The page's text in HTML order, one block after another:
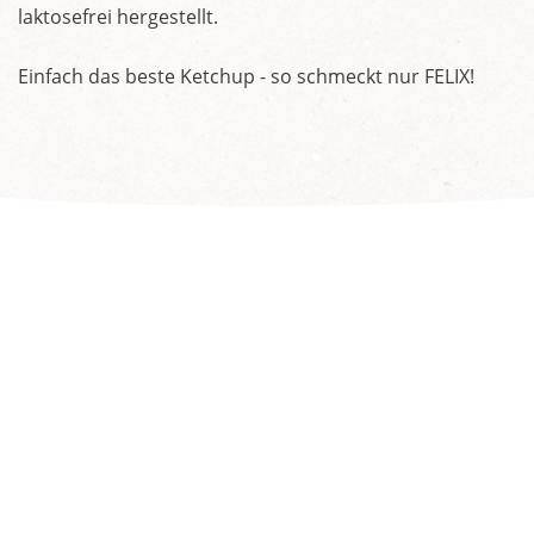
laktosefrei hergestellt.
Einfach das beste Ketchup - so schmeckt nur FELIX!